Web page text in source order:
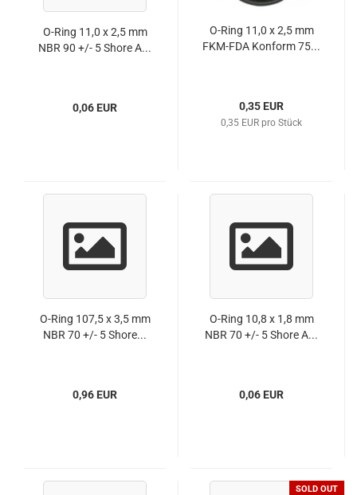
O-Ring 11,0 x 2,5 mm
NBR 90 +/- 5 Shore A...
0,06 EUR
O-Ring 11,0 x 2,5 mm
FKM-FDA Konform 75...
0,35 EUR
0,35 EUR pro Stück
O-Ring 107,5 x 3,5 mm
NBR 70 +/- 5 Shore...
0,96 EUR
O-Ring 10,8 x 1,8 mm
NBR 70 +/- 5 Shore A...
0,06 EUR
SOLD OUT